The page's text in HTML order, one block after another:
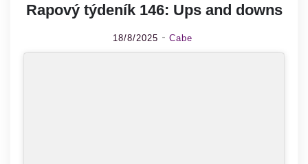
Rapový týdeník 146: Ups and downs
18/8/2025 Cabe